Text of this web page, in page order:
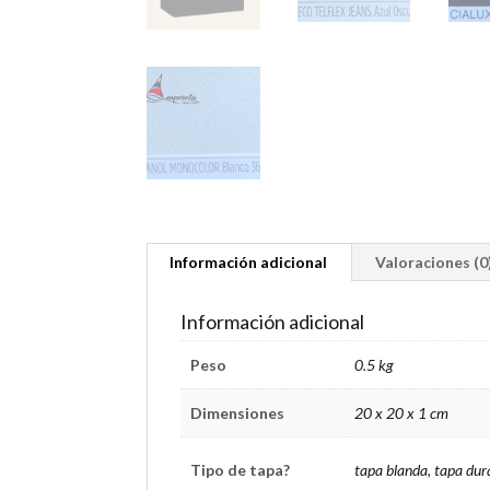
Información adicional Valoraciones
Información adicional
Peso 0.5 kg
Dimensiones 20 x 20 x 1 cm
Tipo de tapa? tapa blanda, tapa